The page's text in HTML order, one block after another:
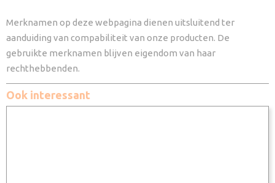
Merknamen op deze webpagina dienen uitsluitend ter
aanduiding van compabiliteit van onze producten. De
gebruikte merknamen blijven eigendom van haar
rechthebbenden.
Ook interessant